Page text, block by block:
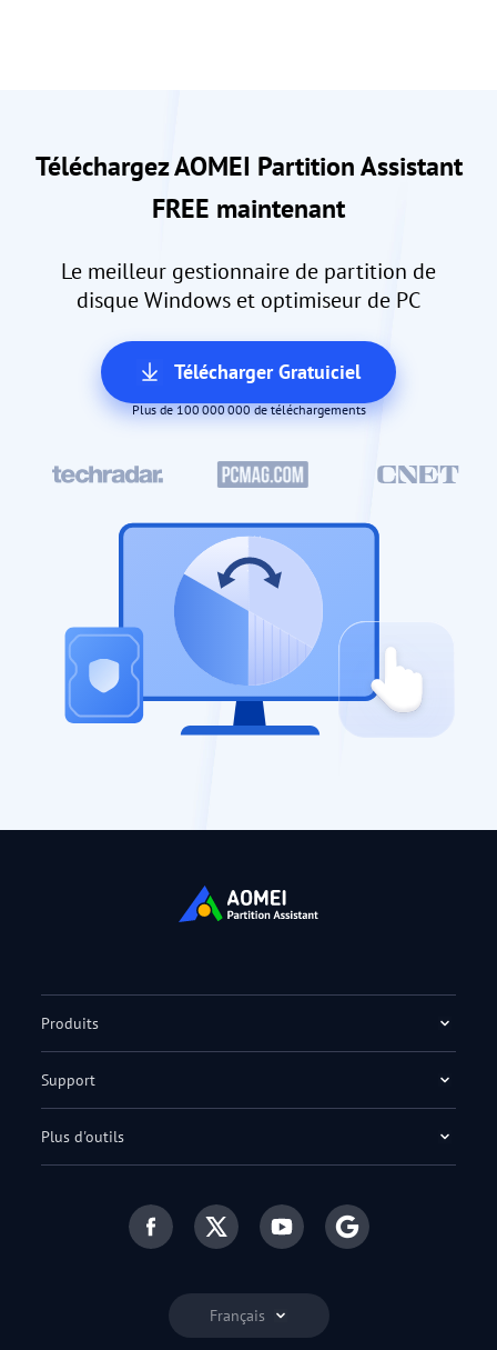
Téléchargez AOMEI Partition Assistant
FREE maintenant
Le meilleur gestionnaire de partition de
disque Windows et optimiseur de PC
Télécharger Gratuiciel
Plus de 100 000 000 de téléchargements
Français
Produits
Support
Plus d'outils